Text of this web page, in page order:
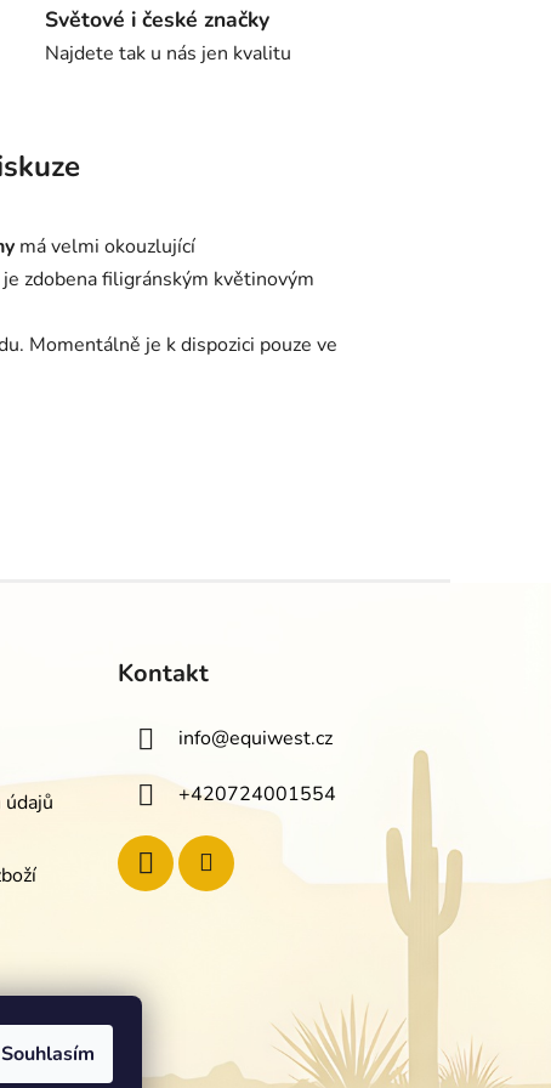
Souhlasím
Světové i české značky
Najdete tak u nás jen kvalitu
má velmi okouzlující
zdobena filigránským květinovým
Momentálně je k dispozici pouze ve
údajů
Kontakt
info@equiwest.cz
+420724001554